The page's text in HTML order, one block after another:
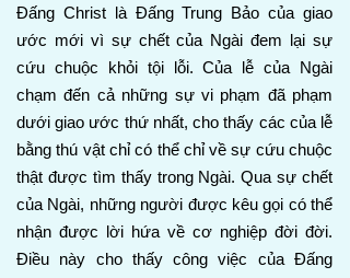
Đấng Christ là Đấng Trung Bảo của giao
ước mới vì sự chết của Ngài đem lại sự
cứu chuộc khỏi tội lỗi. Của lễ của Ngài
chạm đến cả những sự vi phạm đã phạm
dưới giao ước thứ nhất, cho thấy các của lễ
bằng thú vật chỉ có thể chỉ về sự cứu chuộc
thật được tìm thấy trong Ngài. Qua sự chết
của Ngài, những người được kêu gọi có thể
nhận được lời hứa về cơ nghiệp đời đời.
Điều này cho thấy công việc của Đấng